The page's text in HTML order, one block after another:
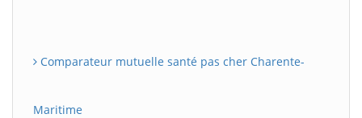
Comparateur mutuelle santé pas cher Charente-
Maritime